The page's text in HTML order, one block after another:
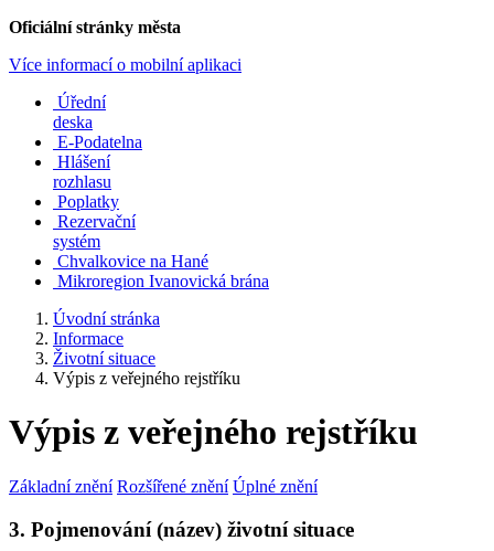
Oficiální stránky města
Více informací o mobilní aplikaci
Úřední
deska
E-Podatelna
Hlášení
rozhlasu
Poplatky
Rezervační
systém
Chvalkovice na Hané
Mikroregion Ivanovická brána
Úvodní stránka
Informace
Životní situace
Výpis z veřejného rejstříku
Výpis z veřejného rejstříku
Základní znění Rozšířené znění Úplné znění
3. Pojmenování (název) životní situace